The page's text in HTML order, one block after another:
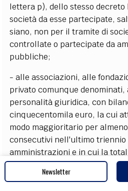
lettera p), dello stesso
società da esse partecipate,
siano, non per il tramite di
controllate o partecipate da
pubbliche;
- alle associazioni, alle
privato comunque denominati,
personalità giuridica, con
cinquecentomila euro, la cui
modo maggioritario per
consecutivi nell'ultimo triennio
amministrazioni e in cui la
componenti dell'organo
indirizzo sia designata da
Newsletter